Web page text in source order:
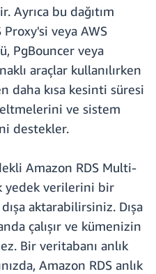
bu dağıtım
veya AWS
PgBouncer veya
araçlar kullanılırken
daha kısa kesinti süresi
ve sistem
destekler.
Amazon RDS Multi-
yedek verilerini bir
aktarabilirsiniz. Dışa
çalışır ve kümenizin
Bir veritabanı anlık
Amazon RDS anlık